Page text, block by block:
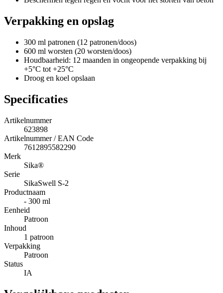
Verpakking en opslag
300 ml patronen (12 patronen/doos)
600 ml worsten (20 worsten/doos)
Houdbaarheid: 12 maanden in ongeopende verpakking bij
+5°C tot +25°C
Droog en koel opslaan
Specificaties
Artikelnummer
623898
Artikelnummer / EAN Code
7612895582290
Merk
Sika®
Serie
SikaSwell S-2
Productnaam
- 300 ml
Eenheid
Patroon
Inhoud
1 patroon
Verpakking
Patroon
Status
IA